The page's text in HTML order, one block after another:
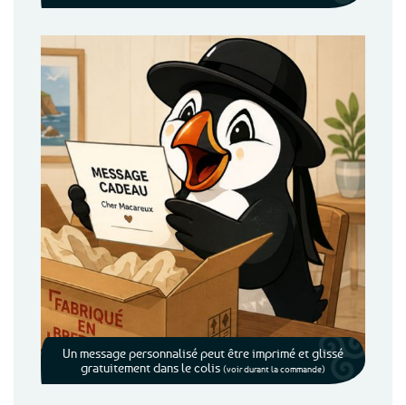
Un message personnalisé peut être imprimé et glissé
gratuitement dans le colis (voir durant la commande)